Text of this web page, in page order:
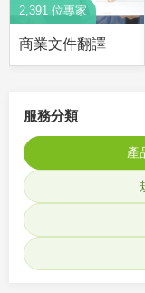
2,391 位專家
商業文件翻譯
服務分類
產